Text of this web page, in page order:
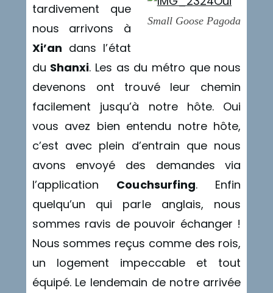
Small Goose Pagoda
tardivement que
nous arrivons à
Xi’an dans l’état
du Shanxi. Les as du métro que nous
devenons ont trouvé leur chemin
facilement jusqu’à notre hôte. Oui
vous avez bien entendu notre hôte,
c’est avec plein d’entrain que nous
avons envoyé des demandes via
l’application Couchsurfing. Enfin
quelqu’un qui parle anglais, nous
sommes ravis de pouvoir échanger !
Nous sommes reçus comme des rois,
un logement impeccable et tout
équipé. Le lendemain de notre arrivée